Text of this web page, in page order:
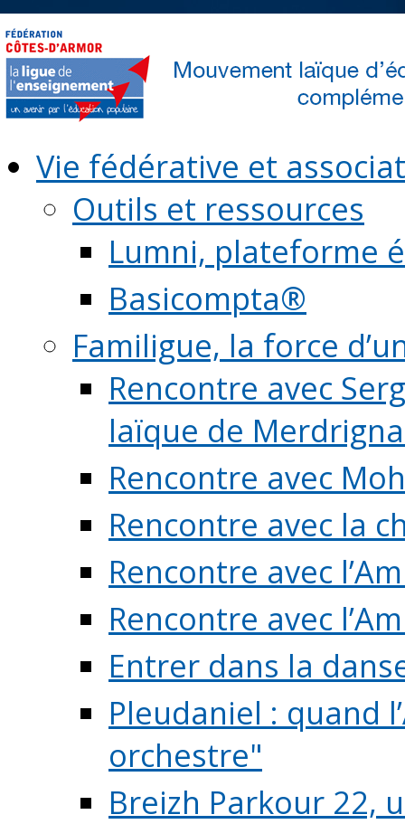
Vie fédérative et
Outils et ressources
Lumni, plateforme
Basicompta®
Familigue, la force
Rencontre avec
laïque de
Rencontre avec
Rencontre avec la
Rencontre avec
Rencontre avec
Entrer dans la
Pleudaniel : quand
orchestre"
Breizh Parkour 22,